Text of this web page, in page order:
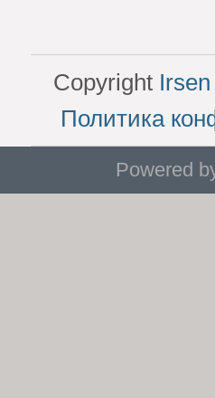
Copyright Irsen
Политика
Powered